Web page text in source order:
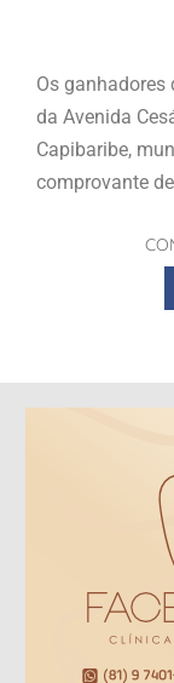
Os ganhadores
da Avenida
Capibaribe,
comprovante